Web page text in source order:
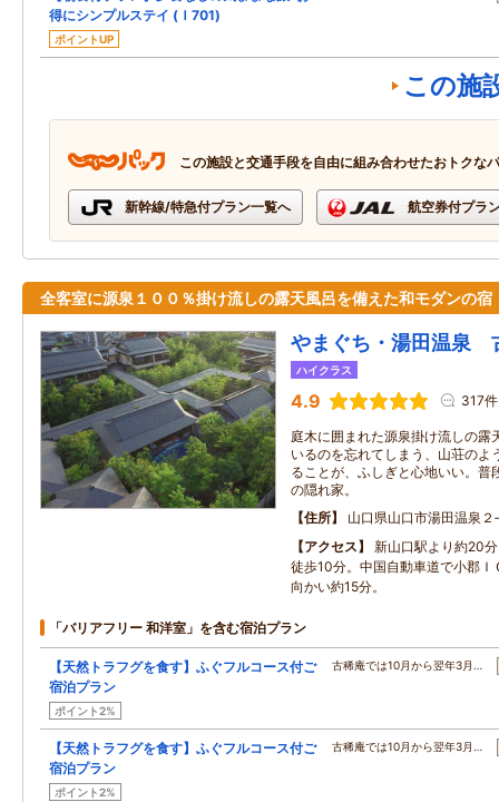
得にシンプルステイ (Ｉ701)
ポイントUP
この施
この施設と交通手段を自由に組み合わせたおトクな
新幹線/特急付プラン一覧へ 航空券付プラ
全客室に源泉１００％掛け流しの露天風呂を備えた和モダンの宿
やまぐち・湯田温泉
ハイクラス
4.9 317件
庭木に囲まれた源泉掛け流しの露
いるのを忘れてしまう、山荘のよ
ることが、ふしぎと心地いい。普
の隠れ家。
住所
山口県山口市湯田温泉２
アクセス
新山口駅より約20
徒歩10分。中国自動車道で小郡Ｉ
向かい約15分。
「バリアフリー 和洋室」を含む宿泊プラン
【天然トラフグを食す】ふぐフルコース付ご
宿泊プラン
ポイント2%
古稀庵では10月から翌年3月…
【天然トラフグを食す】ふぐフルコース付ご
宿泊プラン
ポイント2%
古稀庵では10月から翌年3月…